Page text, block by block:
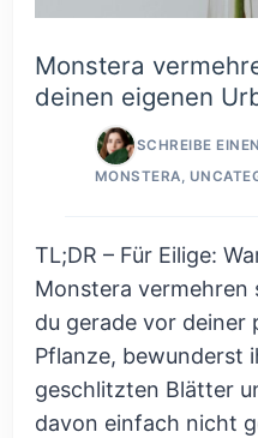
Monstera
deinen eigenen
SCHREIBE
MONSTERA,
TL;DR – Für Eilige:
Monstera vermehren
du gerade vor
Pflanze, bewunderst
geschlitzten Blätter
davon einfach nicht